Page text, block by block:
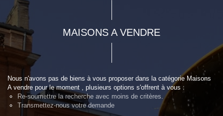
MAISONS A VENDRE
Nous n'avons pas de biens à vous proposer dans la catégorie Maisons
A vendre pour le moment , plusieurs options s'offrent à vous :
Re-soumettre la recherche avec moins de critères.
Transmettez-nous votre demande